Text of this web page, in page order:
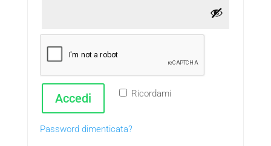
Ricordami
Accedi
Password dimenticata?